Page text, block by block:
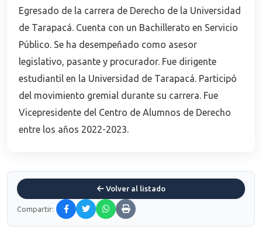
Egresado de la carrera de Derecho de la Universidad
de Tarapacá. Cuenta con un Bachillerato en Servicio
Público. Se ha desempeñado como asesor
legislativo, pasante y procurador. Fue dirigente
estudiantil en la Universidad de Tarapacá. Participó
del movimiento gremial durante su carrera. Fue
Vicepresidente del Centro de Alumnos de Derecho
entre los años 2022-2023.
Volver al listado
Compartir: